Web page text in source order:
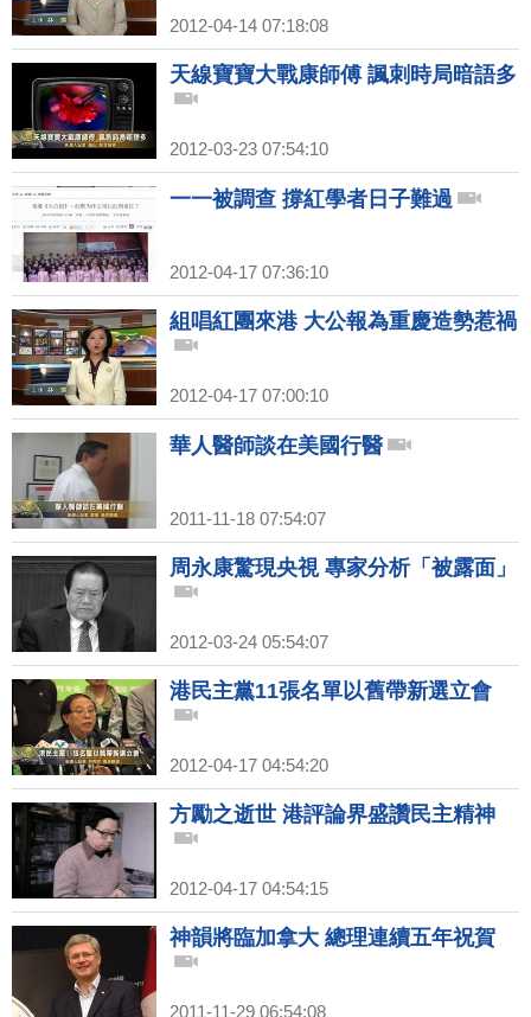
2012-04-14 07:18:08
天線寶寶大戰康師傅 諷刺時局暗語多
2012-03-23 07:54:10
一一被調查 撐紅學者日子難過
2012-04-17 07:36:10
組唱紅團來港 大公報為重慶造勢惹禍
2012-04-17 07:00:10
華人醫師談在美國行醫
2011-11-18 07:54:07
周永康驚現央視 專家分析「被露面」
2012-03-24 05:54:07
港民主黨11張名單以舊帶新選立會
2012-04-17 04:54:20
方勵之逝世 港評論界盛讚民主精神
2012-04-17 04:54:15
神韻將臨加拿大 總理連續五年祝賀
2011-11-29 06:54:08